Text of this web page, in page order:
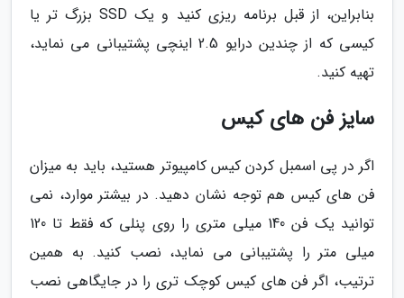
بنابراین، از قبل برنامه ریزی کنید و یک SSD بزرگ تر یا
کیسی که از چندین درایو 2.5 اینچی پشتیبانی می نماید،
تهیه کنید.
سایز فن های کیس
اگر در پی اسمبل کردن کیس کامپیوتر هستید، باید به میزان
فن های کیس هم توجه نشان دهید. در بیشتر موارد، نمی
توانید یک فن 140 میلی متری را روی پنلی که فقط تا 120
میلی متر را پشتیبانی می نماید، نصب کنید. به همین
ترتیب، اگر فن های کیس کوچک تری را در جایگاهی نصب